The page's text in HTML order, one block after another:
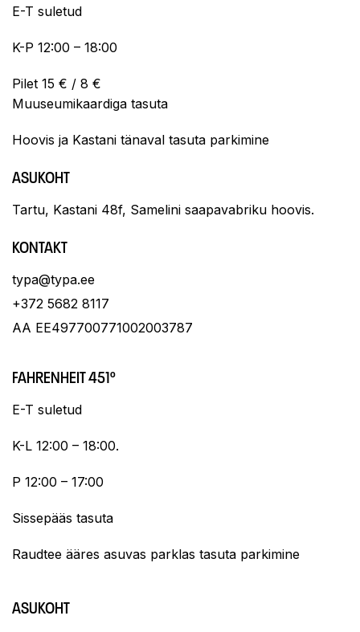
E-T suletud
K-P 12:00 – 18:00
Pilet 15 € / 8 €
Muuseumikaardiga tasuta
Hoovis ja Kastani tänaval tasuta parkimine
ASUKOHT
Tartu, Kastani 48f, Samelini saapavabriku hoovis.
KONTAKT
typa@typa.ee
+372 5682 8117
AA EE497700771002003787
FAHRENHEIT 451º
E-T suletud
K-L 12:00 – 18:00.
P 12:00 – 17:00
Sissepääs tasuta
Raudtee ääres asuvas parklas tasuta parkimine
ASUKOHT